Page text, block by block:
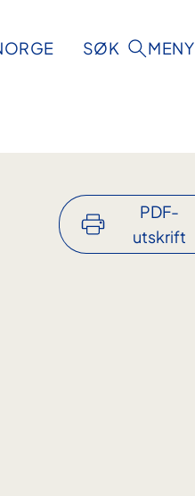
SØK MENY
PDF-
utskrift